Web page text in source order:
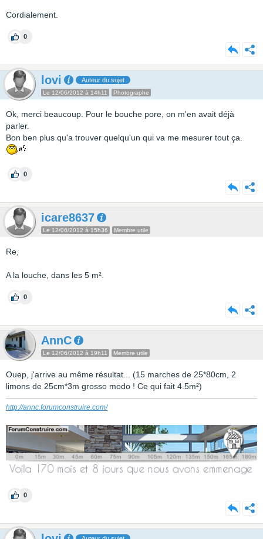
Cordialement.
0
lovi Auteur du sujet
Le 12/06/2012 à 14h11 Photographe
Ok, merci beaucoup. Pour le bouche pore, on m'en avait déjà
parler.
Bon ben plus qu'a trouver quelqu'un qui va me mesurer tout ça.
0
icare8637
Le 12/06/2012 à 15h36 Membre utile
Re,
A la louche, dans les 5 m².
0
AnnC
Le 12/06/2012 à 19h11 Membre utile
Ouep, j'arrive au même résultat... (15 marches de 25*80cm, 2
limons de 25cm*3m grosso modo ! Ce qui fait 4.5m²)
http://annc.forumconstruire.com/
0